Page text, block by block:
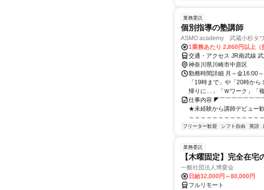
業務委託
個別指導の塾講師
ASMO academy 武蔵小杉タ
1業務あたり 2,860円以上（
交通・アクセス JR南武線
神奈川県川崎市中原区
勤務時間詳細 月～金16:00
「19時まで」や「20時か
帰りに…」「Ｗワーク」「
仕事内容 ◤￣￣￣￣￣￣￣
★未経験から講師デビュー
～～～～～～～～～～～～
フリーター歓迎 シフト自由 英語
業務委託
【木曜固定】完全在
一般社団法人博愛会
日給32,000円～80,000円
フルリモート